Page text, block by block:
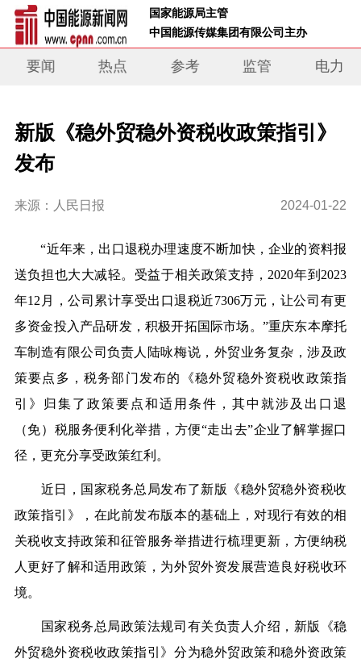
国家能源局主管
中国能源传媒集团有限公司主办
要闻 热点 参考 监管 电力
新版《稳外贸稳外资税收政策指引》
发布
来源：人民日报 2024-01-22
“近年来，出口退税办理速度不断加快，企业的资料报
送负担也大大减轻。受益于相关政策支持，2020年到2023
年12月，公司累计享受出口退税近7306万元，让公司有更
多资金投入产品研发，积极开拓国际市场。”重庆东本摩托
车制造有限公司负责人陆咏梅说，外贸业务复杂，涉及政
策要点多，税务部门发布的《稳外贸稳外资税收政策指
引》归集了政策要点和适用条件，其中就涉及出口退
（免）税服务便利化举措，方便“走出去”企业了解掌握口
径，更充分享受政策红利。
近日，国家税务总局发布了新版《稳外贸稳外资税收
政策指引》，在此前发布版本的基础上，对现行有效的相
关税收支持政策和征管服务举措进行梳理更新，方便纳税
人更好了解和适用政策，为外贸外资发展营造良好税收环
境。
国家税务总局政策法规司有关负责人介绍，新版《稳
外贸稳外资税收政策指引》分为稳外贸政策和稳外资政策